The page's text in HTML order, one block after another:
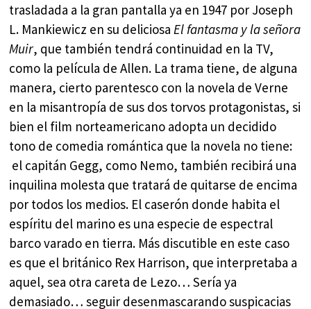
trasladada a la gran pantalla ya en 1947 por Joseph
L. Mankiewicz en su deliciosaEl fantasma y la señora
Muir, que también tendrá continuidad en la TV,
como la película de Allen. La trama tiene, de alguna
manera, cierto parentesco con la novela de Verne
en la misantropía de sus dos torvos protagonistas, si
bien el film norteamericano adopta un decidido
tono de comedia romántica que la novela no tiene:
el capitán Gegg, como Nemo, también recibirá una
inquilina molesta que tratará de quitarse de encima
por todos los medios. El caserón donde habita el
espíritu del marino es una especie de espectral
barco varado en tierra. Más discutible en este caso
es que el británico Rex Harrison, que interpretaba a
aquel, sea otra careta de Lezo… Sería ya
demasiado… seguir desenmascarando suspicacias